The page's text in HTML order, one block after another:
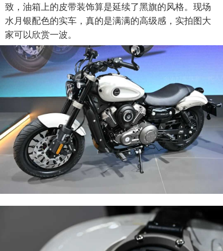
致，油箱上的皮带装饰算是延续了黑旗的风格。现场
水月银配色的实车，真的是满满的高级感，实拍图大
家可以欣赏一波。